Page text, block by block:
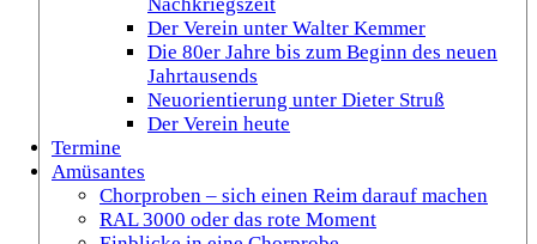
Der Verein unter Walter Kemmer
Die 80er Jahre bis zum Beginn des neuen
Jahrtausends
Neuorientierung unter Dieter Struß
Der Verein heute
Termine
Amüsantes
Chorproben – sich einen Reim darauf machen
RAL 3000 oder das rote Moment